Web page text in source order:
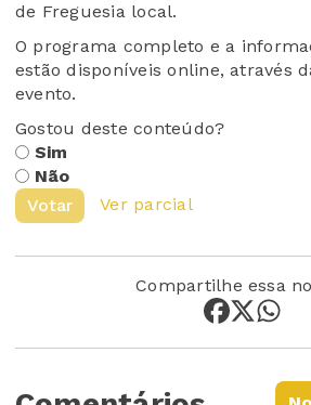
de Freguesia local.
O programa completo e a
estão disponíveis online, através
evento.
Gostou deste conteúdo?
Sim
Não
Votar
Ver parcial
Compartilhe essa